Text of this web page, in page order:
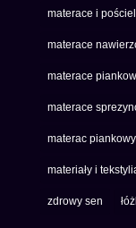
materace i pościel
materace
materace
materace
materac piankowy
materiały i
zdrowy sen